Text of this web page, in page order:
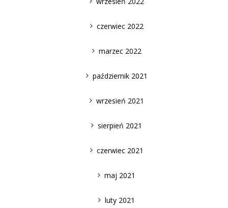
czerwiec 2022
marzec 2022
październik 2021
wrzesień 2021
sierpień 2021
czerwiec 2021
maj 2021
luty 2021